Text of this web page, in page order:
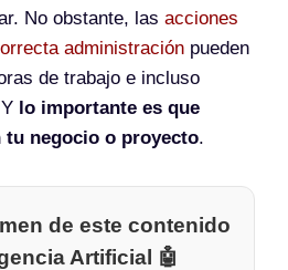
No obstante, las acciones
administración pueden
de trabajo e incluso
lo importante es que
tu negocio o proyecto.
de este contenido
Artificial 🤖